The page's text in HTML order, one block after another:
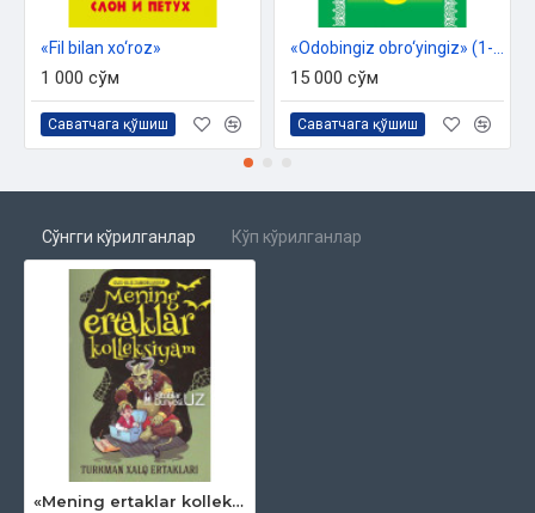
«Fil bilan xo‘roz»‎
1 000 сўм
Саватчага қўшиш
15 000 сўм
Саватчага қўшиш
Сўнгги кўрилганлар Кўп кўрилганлар
«Mening ertaklar kolleksiyam»‎ (Turkman xalq ertaklari)